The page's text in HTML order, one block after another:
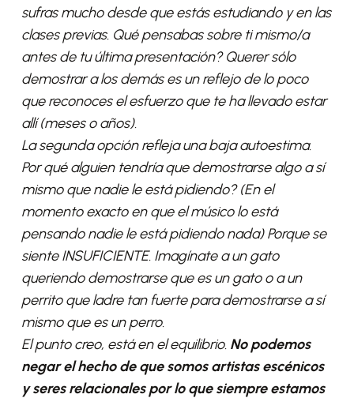
sufras mucho desde que estás estudiando y en las
clases previas. Qué pensabas sobre ti mismo/a
antes de tu última presentación? Querer sólo
demostrar a los demás es un reflejo de lo poco
que reconoces el esfuerzo que te ha llevado estar
allí (meses o años).
La segunda opción refleja una baja autoestima.
Por qué alguien tendría que demostrarse algo a sí
mismo que nadie le está pidiendo? (En el
momento exacto en que el músico lo está
pensando nadie le está pidiendo nada) Porque se
siente INSUFICIENTE. Imagínate a un gato
queriendo demostrarse que es un gato o a un
perrito que ladre tan fuerte para demostrarse a sí
mismo que es un perro.
El punto creo, está en el equilibrio. No podemos
negar el hecho de que somos artistas escénicos
y seres relacionales por lo que siempre estamos